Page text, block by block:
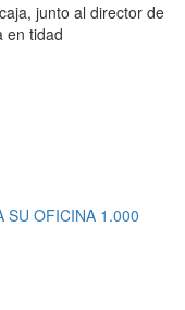
junto al director de
en tidad
SU OFICINA 1.000